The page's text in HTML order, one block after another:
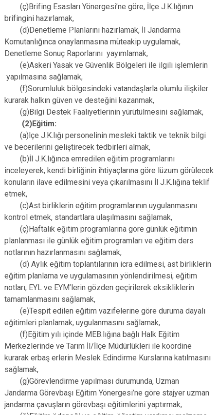
(ç)Brifing Esasları Yönergesi’ne göre, İlçe J.K.lığının
brifingini hazırlamak,
(d)Denetleme Planlarını hazırlamak, İl Jandarma
Komutanlığınca onaylanmasına müteakip uygulamak,
Denetleme Sonuç Raporlarını yayımlamak,
(e)Askeri Yasak ve Güvenlik Bölgeleri ile ilgili işlemlerin
yapılmasına sağlamak,
(f)Sorumluluk bölgesindeki vatandaşlarla olumlu ilişkiler
kurarak halkın güven ve desteğini kazanmak,
(g)Bilgi Destek Faaliyetlerinin yürütülmesini sağlamak,
(2)Eğitim:
(a)lçe J.K.lığı personelinin mesleki taktik ve teknik bilgi
ve becerilerini geliştirecek tedbirleri almak,
(b)İl J.K.lığınca emredilen eğitim programlarını
inceleyerek, kendi birliğinin ihtiyaçlarına göre lüzum görülecek
konuların ilave edilmesini veya çıkarılmasını İl J.K.lığına teklif
etmek,
(c)Ast birliklerin eğitim programlarının uygulanmasını
kontrol etmek, standartlara ulaşılmasını sağlamak,
(ç)Haftalık eğitim programlarına göre günlük eğitimin
planlanması ile günlük eğitim programları ve eğitim ders
notlarının hazırlanmasını sağlamak,
(d) Aylık eğitim toplantılarının icra edilmesi, ast birliklerin
eğitim planlama ve uygulamasının yönlendirilmesi, eğitim
notları, EYL ve EYM’lerin gözden geçirilerek eksikliklerin
tamamlanmasını sağlamak,
(e)Tespit edilen eğitim vazifelerine göre duruma dayalı
eğitimleri planlamak, uygulanmasını sağlamak,
(f)Eğitim yılı içinde MEB.lığına bağlı Halk Eğitim
Merkezlerinde ve Tarım İl/İlçe Müdürlükleri ile koordine
kurarak erbaş erlerin Meslek Edindirme Kurslarına katılmasını
sağlamak,
(g)Görevlendirme yapılması durumunda, Uzman
Jandarma Görevbaşı Eğitim Yönergesi’ne göre stajyer uzman
jandarma çavuşların görevbaşı eğitimlerini yaptırmak,